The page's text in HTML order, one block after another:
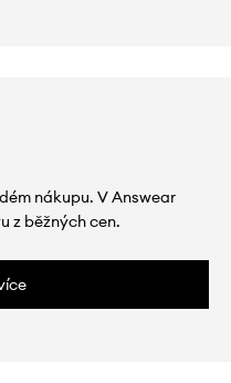
nákupu. V Answear
z běžných cen.